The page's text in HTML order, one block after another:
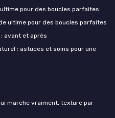
pour des boucles parfaites
ultime pour des boucles parfaites
avant et après
: astuces et soins pour une
marche vraiment, texture par